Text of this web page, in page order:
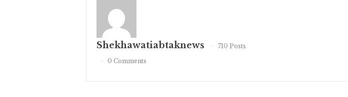
Shekhawatiabtaknews
710 Posts
0 Comments